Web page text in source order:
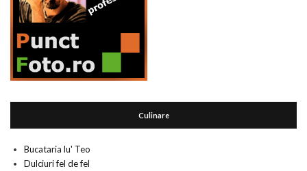
Culinare
Bucataria lu' Teo
Dulciuri fel de fel